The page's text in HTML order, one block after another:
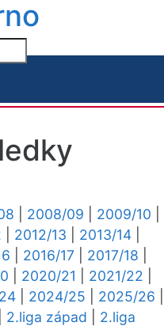
2008/09 2009/10
2012/13 2013/14
2016/17 2017/18
2020/21 2021/22
2024/25 2025/26
2.liga západ
2.liga